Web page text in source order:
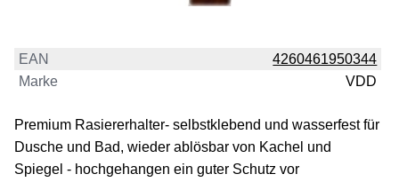
EAN
4260461950344
Marke
VDD
Premium Rasiererhalter- selbstklebend und wasserfest für
Dusche und Bad, wieder ablösbar von Kachel und
Spiegel - hochgehangen ein guter Schutz vor